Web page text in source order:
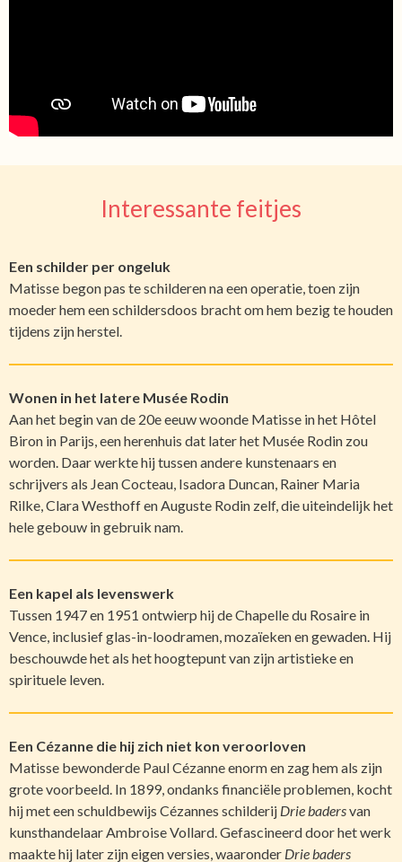
Interessante feitjes
Een schilder per ongeluk
Matisse begon pas te schilderen na een operatie, toen zijn
moeder hem een schildersdoos bracht om hem bezig te houden
tijdens zijn herstel.
Wonen in het latere Musée Rodin
Aan het begin van de 20e eeuw woonde Matisse in het Hôtel
Biron in Parijs, een herenhuis dat later het Musée Rodin zou
worden. Daar werkte hij tussen andere kunstenaars en
schrijvers als Jean Cocteau, Isadora Duncan, Rainer Maria
Rilke, Clara Westhoff en Auguste Rodin zelf, die uiteindelijk het
hele gebouw in gebruik nam.
Een kapel als levenswerk
Tussen 1947 en 1951 ontwierp hij de Chapelle du Rosaire in
Vence, inclusief glas-in-loodramen, mozaïeken en gewaden. Hij
beschouwde het als het hoogtepunt van zijn artistieke en
spirituele leven.
Een Cézanne die hij zich niet kon veroorloven
Matisse bewonderde Paul Cézanne enorm en zag hem als zijn
grote voorbeeld. In 1899, ondanks financiële problemen, kocht
hij met een schuldbewijs Cézannes schilderij Drie badersvan
kunsthandelaar Ambroise Vollard. Gefascineerd door het werk
maakte hij later zijn eigen versies, waaronder Drie baders